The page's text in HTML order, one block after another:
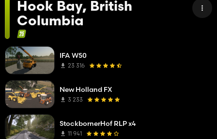
Hook Bay, British
Columbia
IFA W50
23 316
New Holland FX
3 233
StockbornerHof RLP x4
11 941